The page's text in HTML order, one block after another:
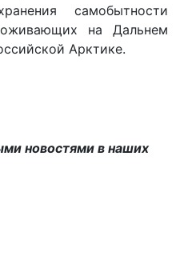
самобытности
на Дальнем
Арктике.
новостями в наших